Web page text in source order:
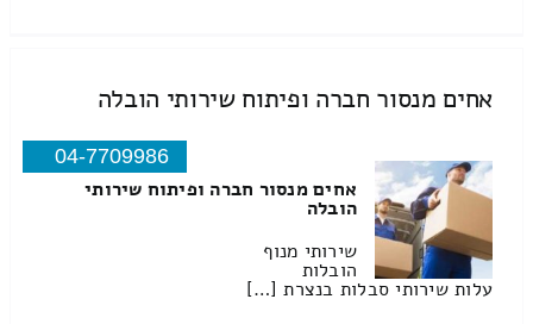
אחים מנסור חברה ופיתוח שירותי הובלה
04-7709986
אחים מנסור חברה ופיתוח שירותי
הובלה
שירותי מנוף
הובלות
עלות שירותי סבלות בנצרת […]